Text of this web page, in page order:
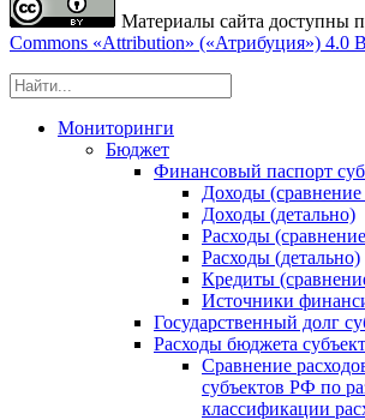
Материалы сайта доступны
Commons «Attribution» («Атрибуция») 4.0
Мониторинги
Бюджет
Финансовый паспорт
Доходы
Доходы (детально)
Расходы
Расходы (детально)
Кредиты
Источники
Государственный долг
Расходы бюджета
Сравнение
субъектов РФ по
классификации